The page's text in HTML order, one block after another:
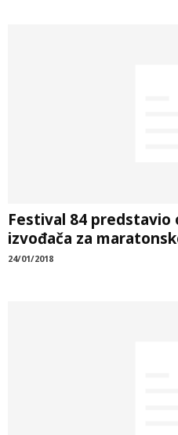
Festival 84
izvođača za
24/01/2018